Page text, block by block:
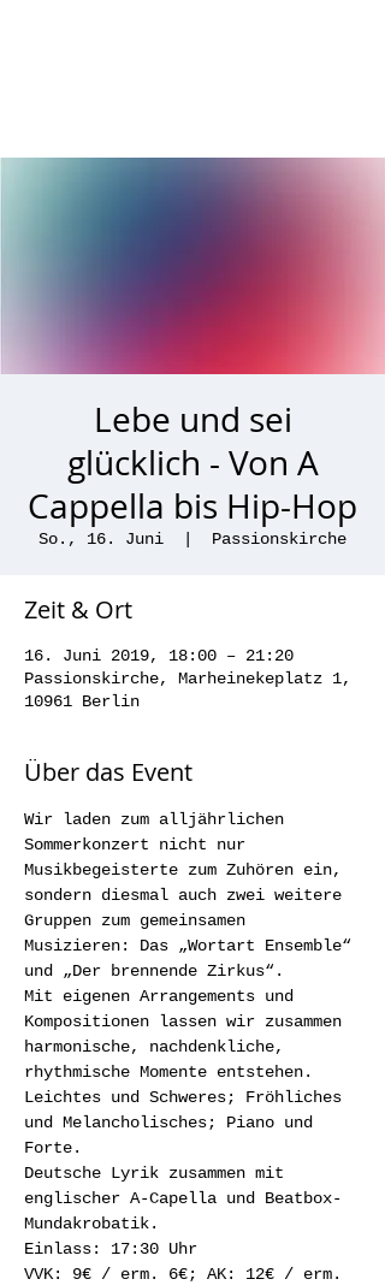
Lebe und sei
glücklich - Von A
Cappella bis Hip-Hop
So., 16. Juni Passionskirche
Zeit & Ort
16. Juni 2019, 18:00 – 21:20
Passionskirche, Marheinekeplatz 1,
10961 Berlin
Über das Event
Wir laden zum alljährlichen
Sommerkonzert nicht nur
Musikbegeisterte zum Zuhören ein,
sondern diesmal auch zwei weitere
Gruppen zum gemeinsamen
Musizieren: Das „Wortart Ensemble“
und „Der brennende Zirkus“.
Mit eigenen Arrangements und
Kompositionen lassen wir zusammen
harmonische, nachdenkliche,
rhythmische Momente entstehen.
Leichtes und Schweres; Fröhliches
und Melancholisches; Piano und
Forte.
Deutsche Lyrik zusammen mit
englischer A-Capella und Beatbox-
Mundakrobatik.
Einlass: 17:30 Uhr
VVK: 9€ / erm. 6€; AK: 12€ / erm.